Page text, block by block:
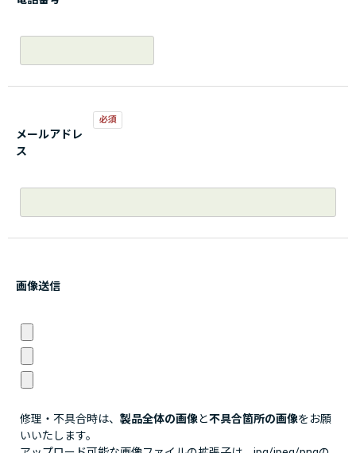
メールアドレ
ス
画像送信
修理・不具合時は、 製品全体の画像と不具合箇所の画像をお願
いいたします。